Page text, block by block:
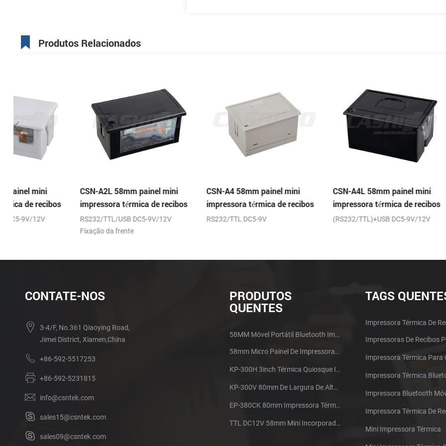
Produtos Relacionados
CSN-A2L 58mm painel mini
impressora térmica de recibos
RS232/TTL/USB DC5-9V/12V
CSN-A4 58mm painel mini
impressora térmica de recibos
RS232/TTL DC5-9V
CSN-A4L 58mm painel mini
impressora térmica de recibos
(RS232/TTL)+USB DC5-9V/12V
CSN-A5 de
montagem
impressora
(RS232/
CONTATE-NOS
3-4/F, No.361 Qiaoying Road,
Jimei District, Xiamen,China
+86-592-5517253
+86-592-5231815
info@csntek.com
sales15@csntek.com
sales09@csntek.com
PRODUTOS
QUENTES
58MM Móvel Portátil Bluetooth Impressora Térmica PTP-II
58mm Micro Painel De Impressora De Recibos Térmica CSN-A1
KP-300H 3inch Térmica Quiosque Impressora Módulo De
KP-300V 80mm De Largura De Alta Velocidade Quiosque Impressora Térmica
EP-380CK 80mm Impressora Térmica Com Tampa De Bloqueio
TTL DC12V 58mm Mini Incorporado Táxi Impressora Térmica De Recibos
TAGS
Impressora Térmica De
Impressoras De Recibos
Impressora Térmica Para
Impressora Térmica
Impressora Bluetooth
Mini Impressora Térmica